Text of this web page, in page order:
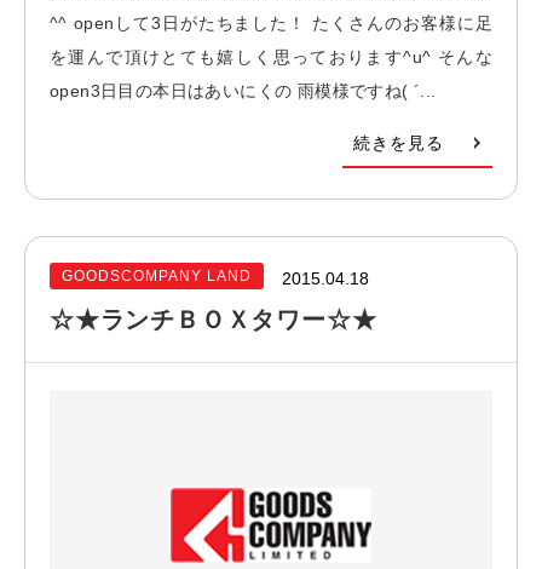
^^ openして3日がたちました！ たくさんのお客様に足
を運んで頂けとても嬉しく思っております^u^ そんな
open3日目の本日はあいにくの 雨模様ですね( ´...
続きを見る
GOODSCOMPANY LAND 2015.04.18
☆★ランチＢＯＸタワー☆★